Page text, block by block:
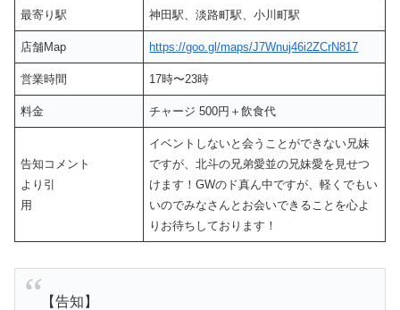
最寄り駅 神田駅、淡路町駅、小川町駅
店舗Map https://goo.gl/maps/J7Wnuj46i2ZCrN817
営業時間 17時〜23時
料金 チャージ 500円＋飲食代
告知コメント
より引
用
イベントしないと会うことができない兄妹
ですが、北斗の兄弟愛並の兄妹愛を見せつ
けます！GWのド真ん中ですが、軽くでもい
いのでみなさんとお会いできることを心よ
りお待ちしております！
【告知】